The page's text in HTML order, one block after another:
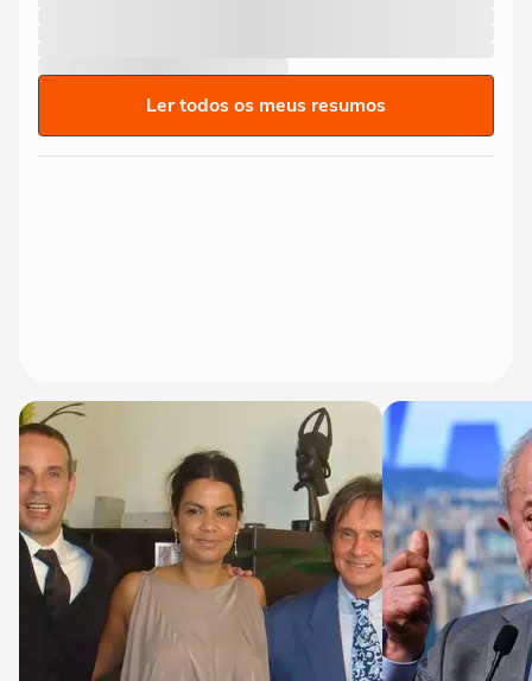
Ler todos os meus resumos